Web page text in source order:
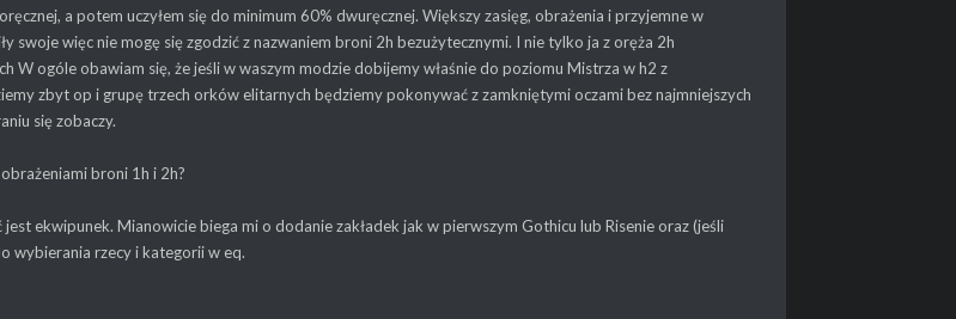
a potem uczyłem się do minimum 60% dwuręcznej. Większy zasięg, obrażenia i przyjemne w
swoje więc nie mogę się zgodzić z nazwaniem broni 2h bezużytecznymi. I nie tylko ja z oręża 2h
W ogóle obawiam się, że jeśli w waszym modzie dobijemy właśnie do poziomu Mistrza w h2 z
zbyt op i grupę trzech orków elitarnych będziemy pokonywać z zamkniętymi oczami bez najmniejszych
się zobaczy.
broni 1h i 2h?
ekwipunek. Mianowicie biega mi o dodanie zakładek jak w pierwszym Gothicu lub Risenie oraz (jeśli
wybierania rzecy i kategorii w eq.